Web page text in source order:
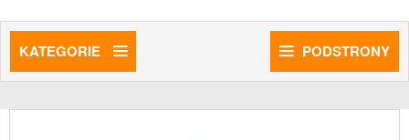
KATEGORIE PODSTRONY